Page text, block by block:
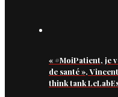
« #MoiPatient, je
de santé »,
think tank